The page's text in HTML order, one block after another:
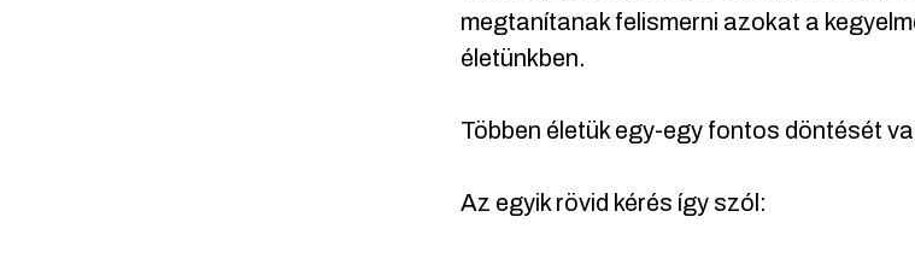
megtanítanak felismerni azokat a
életünkben.
Többen életük egy-egy fontos döntését
Az egyik rövid kérés így szól: